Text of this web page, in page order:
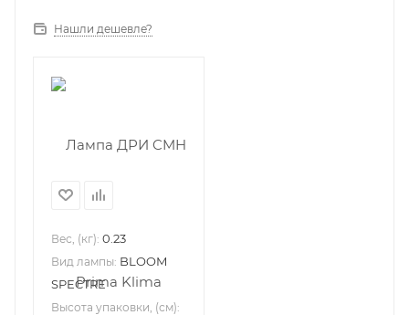
Нашли дешевле?
Вес, (кг): 0.23
Вид лампы: BLOOM
SPECTRE
Высота упаковки, (см):